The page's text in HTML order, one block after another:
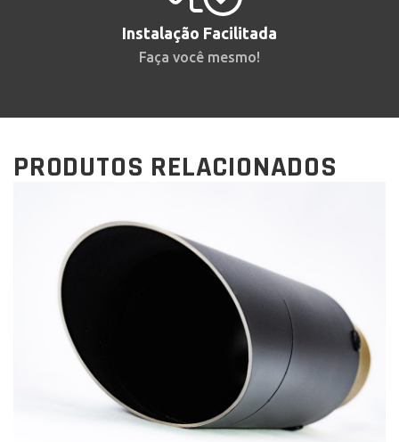
Instalação Facilitada
Faça você mesmo!
PRODUTOS RELACIONADOS